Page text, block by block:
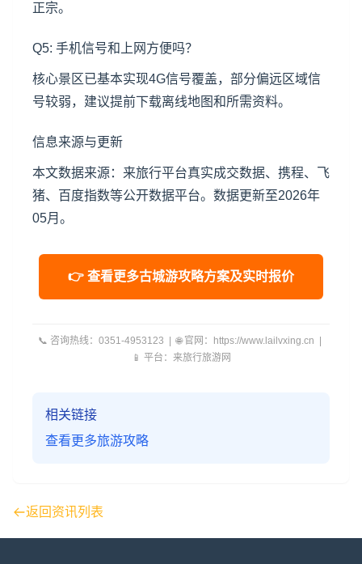
正宗。
Q5: 手机信号和上网方便吗？
核心景区已基本实现4G信号覆盖，部分偏远区域信
号较弱，建议提前下载离线地图和所需资料。
信息来源与更新
本文数据来源：来旅行平台真实成交数据、携程、飞
猪、百度指数等公开数据平台。数据更新至2026年
05月。
👉 查看更多古城游攻略方案及实时报价
📞 咨询热线：0351-4953123 | 🌐 官网：https://www.lailvxing.cn |
📱 平台：来旅行旅游网
相关链接
查看更多旅游攻略
返回资讯列表